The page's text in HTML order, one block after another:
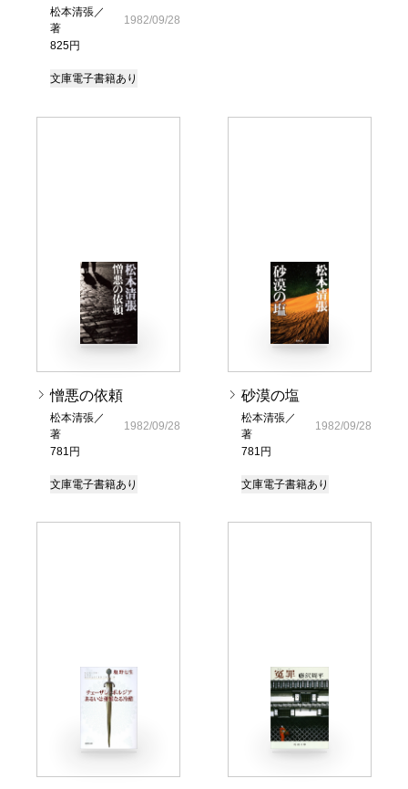
松本清張／
著
825円
1982/09/28
文庫電子書籍あり
憎悪の依頼
松本清張／
著
781円
1982/09/28
文庫電子書籍あり
砂漠の塩
松本清張／
著
781円
1982/09/28
文庫電子書籍あり